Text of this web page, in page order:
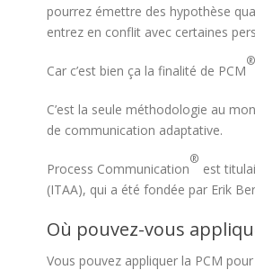
pourrez émettre des hypothèse
entrez en conflit avec certaines
Car c’est bien ça la finalité de PCM
®
C’est la seule méthodologie au
de communication adaptative.
Process Communication
®
est
(ITAA), qui a été fondée par Erik
Où pouvez-vous
Vous pouvez appliquer la PCM